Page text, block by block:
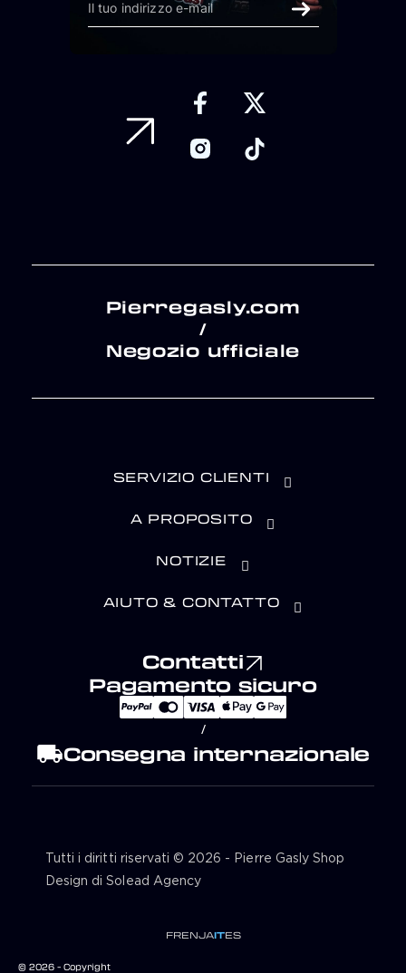
Pierregasly.com
/
Negozio ufficiale
SERVIZIO CLIENTI
A PROPOSITO
NOTIZIE
AIUTO & CONTATTO
Contatti
Pagamento sicuro
/
local_shippingConsegna internazionale
Tutti i diritti riservati © 2026 - Pierre Gasly Shop
Design di Solead Agency
FRENJAITES
© 2026 - Copyright